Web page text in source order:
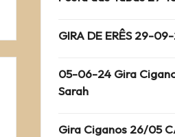
GIRA DE ERÊS 29-
05-06-24 Gira
Sarah
Gira Ciganos 26/05